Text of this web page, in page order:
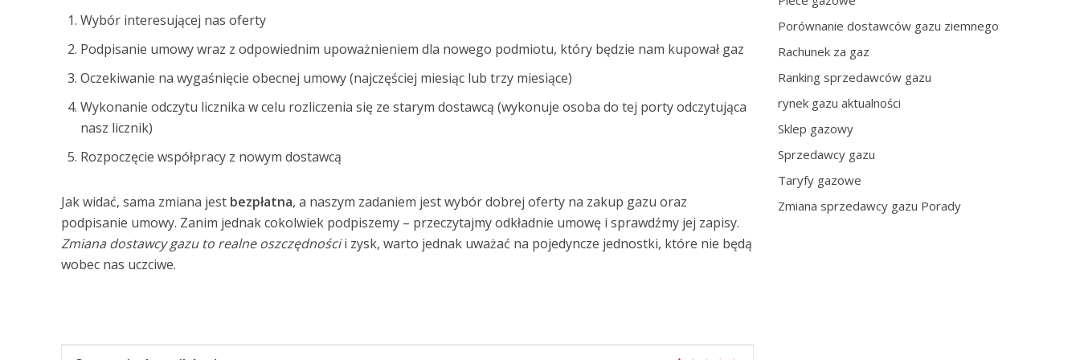
Wybór interesującej nas oferty
Podpisanie umowy wraz z odpowiednim upoważnieniem dla nowego podmiotu, który będzie nam kupował gaz
Oczekiwanie na wygaśnięcie obecnej umowy (najczęściej miesiąc lub trzy miesiące)
Wykonanie odczytu licznika w celu rozliczenia się ze starym dostawcą (wykonuje osoba do tej porty odczytująca
nasz licznik)
Rozpoczęcie współpracy z nowym dostawcą
Jak widać, sama zmiana jest bezpłatna, a naszym zadaniem jest wybór dobrej oferty na zakup gazu oraz
podpisanie umowy. Zanim jednak cokolwiek podpiszemy – przeczytajmy odkładnie umowę i sprawdźmy jej zapisy.
Zmiana dostawcy gazu to realne oszczędnościi zysk, warto jednak uważać na pojedyncze jednostki, które nie będą
wobec nas uczciwe.
Porównanie dostawców gazu ziemnego
Rachunek za gaz
Ranking sprzedawców gazu
rynek gazu aktualności
Sklep gazowy
Sprzedawcy gazu
Taryfy gazowe
Zmiana sprzedawcy gazu Porady